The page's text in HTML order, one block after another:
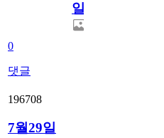
0
댓글
일
196708
7월29일